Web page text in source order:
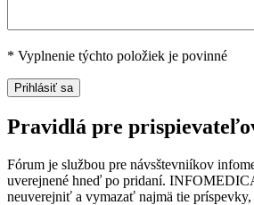
* Vyplnenie týchto položiek je povinné
Pravidlá pre
Fórum je službou pre návsštevniíkov
uverejnené hneď po pridaní.
neuverejniť a vymazať najmä tie príspevky,